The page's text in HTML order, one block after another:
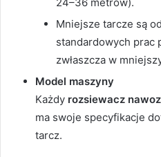
Mniejsze tarcze są
standardowych prac
zwłaszcza w
Model maszyny
Każdy rozsiewacz
ma swoje specyfikacje
tarcz.